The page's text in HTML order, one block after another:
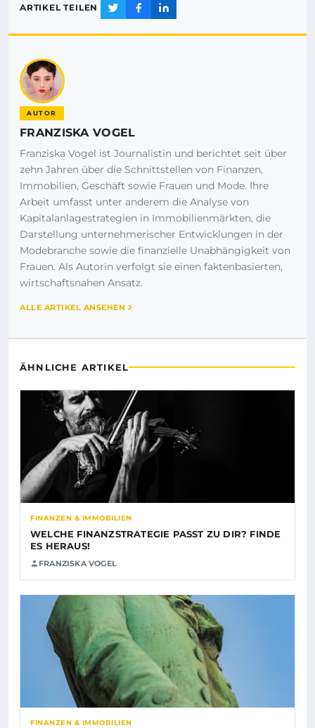
ARTIKEL TEILEN
AUTOR
FRANZISKA VOGEL
Franziska Vogel ist Journalistin und berichtet seit über
zehn Jahren über die Schnittstellen von Finanzen,
Immobilien, Geschäft sowie Frauen und Mode. Ihre
Arbeit umfasst unter anderem die Analyse von
Kapitalanlagestrategien in Immobilienmärkten, die
Darstellung unternehmerischer Entwicklungen in der
Modebranche sowie die finanzielle Unabhängigkeit von
Frauen. Als Autorin verfolgt sie einen faktenbasierten,
wirtschaftsnahen Ansatz.
ALLE ARTIKEL ANSEHEN
ÄHNLICHE ARTIKEL
FINANZEN & IMMOBILIEN
WELCHE FINANZSTRATEGIE PASST ZU DIR? FINDE
ES HERAUS!
FRANZISKA VOGEL
FINANZEN & IMMOBILIEN